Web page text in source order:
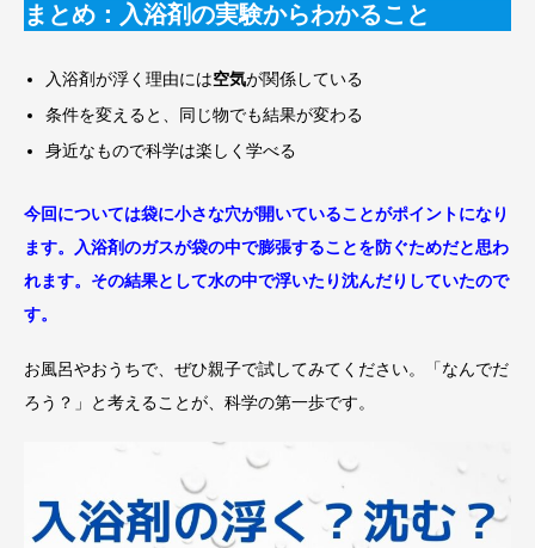
まとめ：入浴剤の実験からわかること
入浴剤が浮く理由には空気が関係している
条件を変えると、同じ物でも結果が変わる
身近なもので科学は楽しく学べる
今回については袋に小さな穴が開いていることがポイントになり
ます。入浴剤のガスが袋の中で膨張することを防ぐためだと思わ
れます。その結果として水の中で浮いたり沈んだりしていたので
す。
お風呂やおうちで、ぜひ親子で試してみてください。「なんでだ
ろう？」と考えることが、科学の第一歩です。